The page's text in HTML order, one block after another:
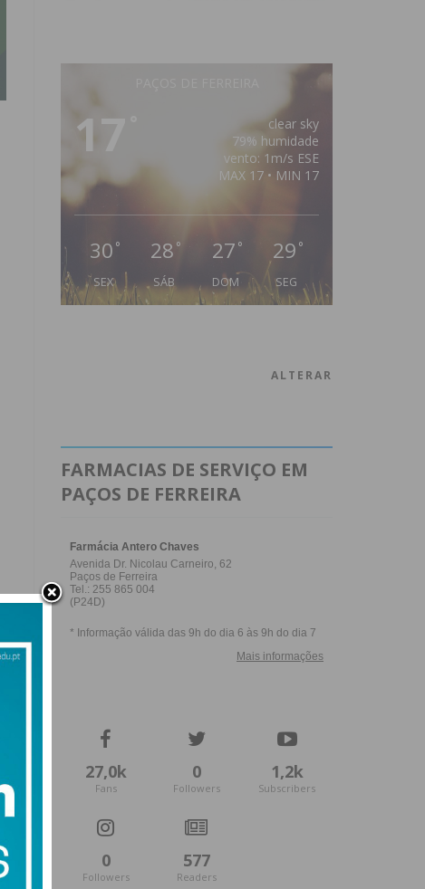
17
clear sky
79% humidade
vento: 1m/s ESE
MAX 17 • MIN 17
30 °
SEX
28 °
SÁB
27 °
DOM
29 °
SEG
ALTERAR
FARMACIAS DE SERVIÇO EM
PAÇOS DE FERREIRA
27,0k
Fans
0
Followers
1,2k
Subscribers
0
Followers
577
Readers